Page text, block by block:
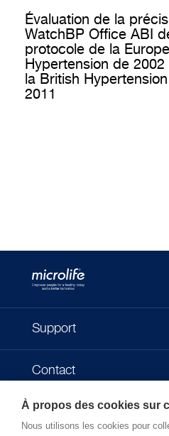
Évaluation de la
WatchBP Office ABI
protocole de la
Hypertension de
la British
2011
Support
Contact
Impressum
À propos des cookies sur
Nous utilisons les cookies pour